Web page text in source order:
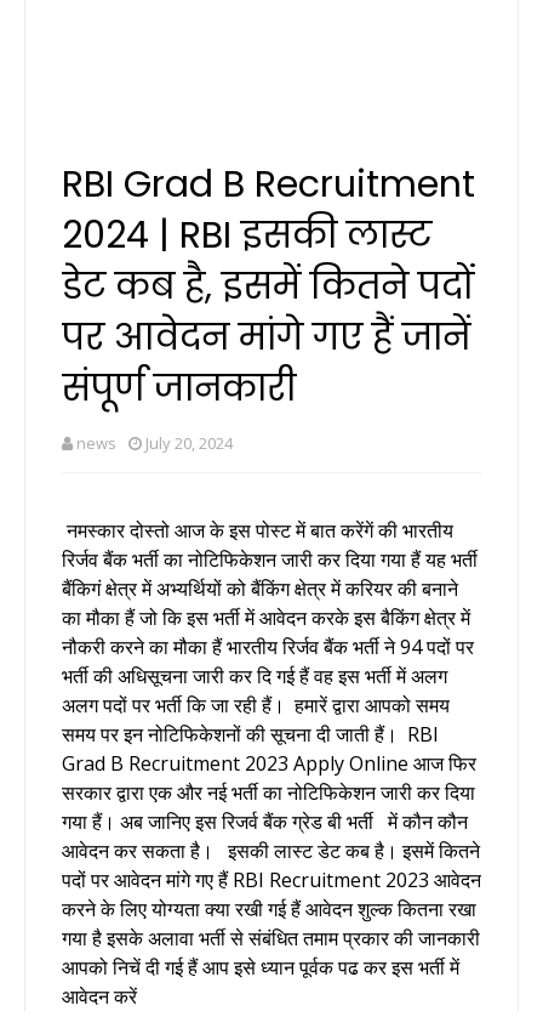
RBI Grad B Recruitment
2024 | RBI इसकी लास्ट
डेट कब है, इसमें कितने पदों
पर आवेदन मांगे गए हैं जानें
संपूर्ण जानकारी
news July 20, 2024
नमस्कार दोस्तो आज के इस पोस्ट में बात करेंगें की भारतीय
रिर्जव बैंक भर्ती का नोटिफिकेशन जारी कर दिया गया हैं यह भर्ती
बैंकिगं क्षेत्र में अभ्यर्थियों को बैंकिंग क्षेत्र में करियर की बनाने
का मौका हैं जो कि इस भर्ती में आवेदन करके इस बैकिंग क्षेत्र में
नौकरी करने का मौका हैं भारतीय रिर्जव बैंक भर्ती ने 94 पदों पर
भर्ती की अधिसूचना जारी कर दि गई हैं वह इस भर्ती में अलग
अलग पदों पर भर्ती कि जा रही हैं।हमारें द्वारा आपको समय
समय पर इन नोटिफिकेशनों की सूचना दी जाती हैं। RBI
Grad B Recruitment 2023 Apply Online आज फिर
सरकार द्वारा एक और नई भर्ती का नोटिफिकेशन जारी कर दिया
गया हैं। अब जानिए इसरिजर्व बैंक ग्रेड बी भर्ती में कौन कौन
आवेदन कर सकता है। इसकी लास्ट डेट कब है। इसमें कितने
पदों पर आवेदन मांगे गए हैं RBI Recruitment 2023 आवेदन
करने के लिए योग्यता क्या रखी गई हैं आवेदन शुल्क कितना रखा
गया है इसके अलावा भर्ती से संबंधित तमाम प्रकार की जानकारी
आपको निचें दी गई हैं आप इसे ध्यान पूर्वक पढ कर इस भर्ती में
आवेदन करें